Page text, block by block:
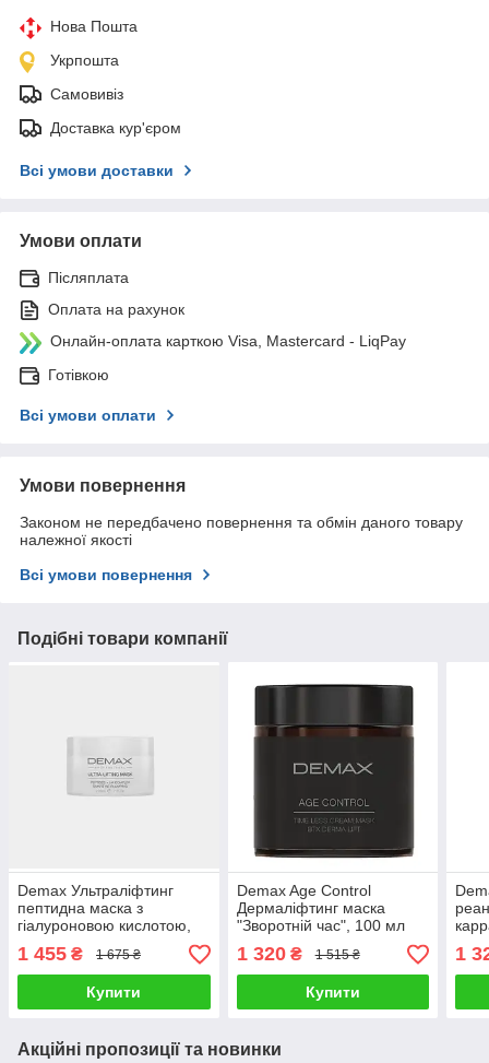
Нова Пошта
Укрпошта
Самовивіз
Доставка кур'єром
Всі умови доставки
Умови оплати
Післяплата
Оплата на рахунок
Онлайн-оплата карткою Visa, Mastercard - LiqPay
Готівкою
Всі умови оплати
Умови повернення
Законом не передбачено повернення та обмін даного товару
належної якості
Всі умови повернення
Подібні товари компанії
Demax Ультраліфтинг
пептидна маска з
гіалуроновою кислотою,
200 мл
1 455 ₴ 1 675 ₴
Купити
Demax Age Control
Дермаліфтинг маска
"Зворотній час", 100 мл
1 320₴ 1 515 ₴
Купити
1
Акційні пропозиції та новинки